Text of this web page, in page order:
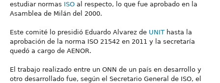
estudiar normas ISO al respecto, lo que fue aprobado en la
Asamblea de Milán del 2000.
Este comité lo presidió Eduardo Alvarez de UNIT hasta la
aprobación de la norma ISO 21542 en 2011 y la secretaría
quedó a cargo de AENOR.
El trabajo realizado entre un ONN de un país en desarrollo y
otro desarrollado fue, según el Secretario General de ISO, el